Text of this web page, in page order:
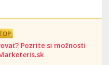
Pozrite si možnosti